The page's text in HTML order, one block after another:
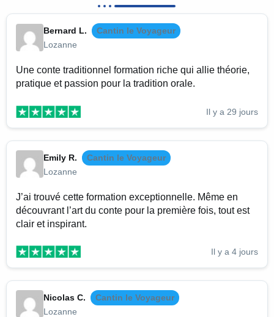
Bernard L.
Cantin le Voyageur
Lozanne
Une conte traditionnel formation riche qui allie théorie,
pratique et passion pour la tradition orale.
Il y a 29 jours
Emily R.
Cantin le Voyageur
Lozanne
J’ai trouvé cette formation exceptionnelle. Même en
découvrant l’art du conte pour la première fois, tout est
clair et inspirant.
Il y a 4 jours
Nicolas C.
Cantin le Voyageur
Lozanne